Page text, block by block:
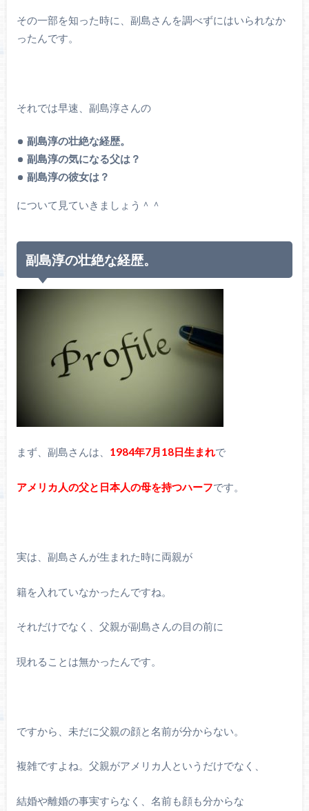
その一部を知った時に、副島さんを調べずにはいられなか
ったんです。
それでは早速、副島淳さんの
副島淳の壮絶な経歴。
副島淳の気になる父は？
副島淳の彼女は？
について見ていきましょう＾＾
副島淳の壮絶な経歴。
まず、副島さんは、 1984年7月18日生まれで
アメリカ人の父と日本人の母を持つハーフです。
実は、副島さんが生まれた時に両親が
籍を入れていなかったんですね。
それだけでなく、父親が副島さんの目の前に
現れることは無かったんです。
ですから、未だに父親の顔と名前が分からない。
複雑ですよね。父親がアメリカ人というだけでなく、
結婚や離婚の事実すらなく、名前も顔も分からな